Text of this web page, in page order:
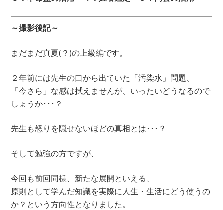
～撮影後記～
まだまだ真夏(？)の上級編です。
２年前には先生の口から出ていた「汚染水」問題、
「今さら」な感は拭えませんが、いったいどうなるので
しょうか･･･？
先生も怒りを隠せないほどの真相とは･･･？
そして勉強の方ですが、
今回も前回同様、新たな展開といえる、
原則として学んだ知識を実際に人生・生活にどう使うの
か？という方向性となりました。